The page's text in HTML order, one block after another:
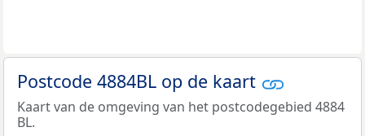
Postcode 4884BL op de kaart
Kaart van de omgeving van het postcodegebied 4884
BL.